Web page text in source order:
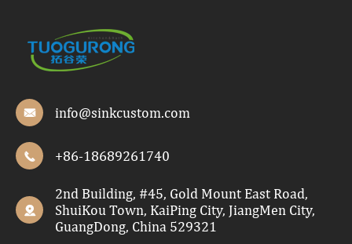
 info@sinkcustom.com
 +86-18689261740

2nd Building, #45, Gold Mount East Road,
ShuiKou Town, KaiPing City, JiangMen City,
GuangDong, China 529321